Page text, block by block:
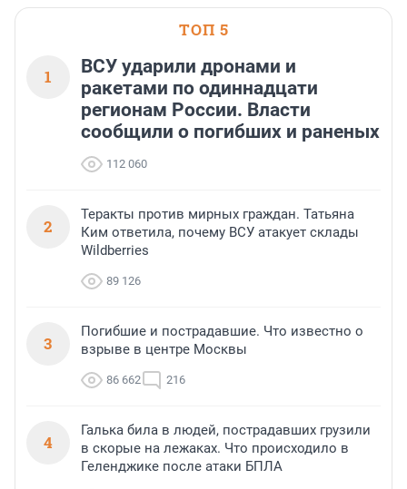
ТОП 5
1
ВСУ ударили дронами и
ракетами по одиннадцати
регионам России. Власти
сообщили о погибших и раненых
112 060
2
Теракты против мирных граждан. Татьяна
Ким ответила, почему ВСУ атакует склады
Wildberries
89 126
3
Погибшие и пострадавшие. Что известно о
взрыве в центре Москвы
86 662 216
4
Галька била в людей, пострадавших грузили
в скорые на лежаках. Что происходило в
Геленджике после атаки БПЛА